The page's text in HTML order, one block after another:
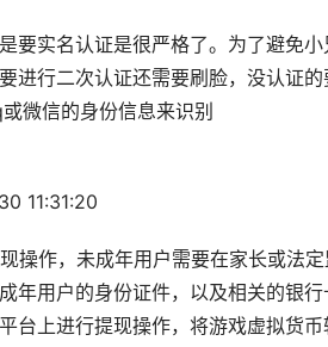
要实名认证是很严格了。为了避免
进行二次认证还需要刷脸，没认证
微信的身份信息来识别
11:31:20
操作，未成年用户需要在家长或法
年用户的身份证件，以及相关的银
台上进行提现操作，将游戏虚拟货